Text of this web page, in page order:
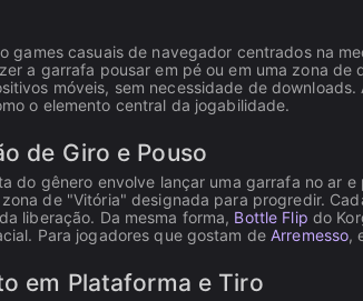
games casuais de navegador centrados na
a garrafa pousar em pé ou em uma zona
móveis, sem necessidade de
o elemento central da jogabilidade.
de Giro e Pouso
do gênero envolve lançar uma garrafa no ar e
de "Vitória" designada para progredir.
liberação. Da mesma forma, Bottle Flip do
Para jogadores que gostam deArremesso,
em Plataforma e Tiro